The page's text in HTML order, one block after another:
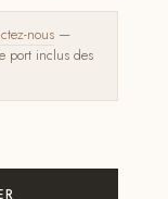
nous —
port inclus des